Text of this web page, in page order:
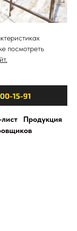
посмотреть
Продукция